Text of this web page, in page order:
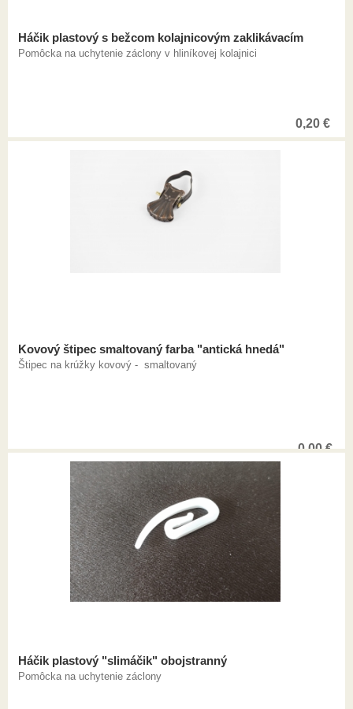
Háčik plastový s bežcom kolajnicovým zaklikávacím
Pomôcka na uchytenie záclony v hliníkovej kolajnici
0,20 €
Kovový štipec smaltovaný farba "antická hnedá"
Štipec na krúžky kovový - smaltovaný
0,00€
Háčik plastový "slimáčik" obojstranný
Pomôcka na uchytenie záclony